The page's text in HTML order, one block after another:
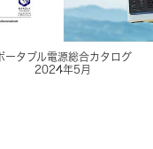
ータブル電源総合カタログ
2024年5月